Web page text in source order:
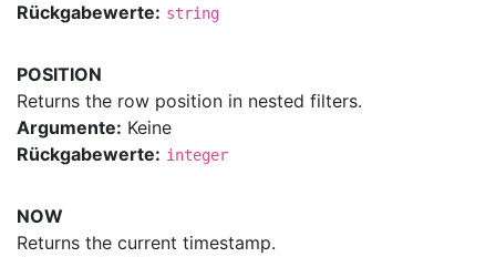
Rückgabewerte: string
POSITION
Returns the row position in nested filters.
Argumente: Keine
Rückgabewerte: integer
NOW
Returns the current timestamp.